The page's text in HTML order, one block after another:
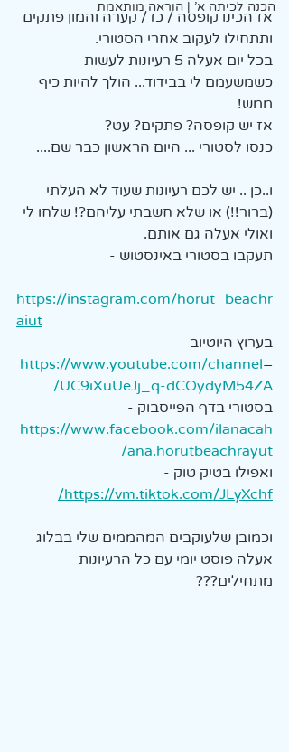
הכנה לכיתה א' | הוראה מותאמת
אז הכינו קופסה / כד/ קערה והמון פתקים
ותתחילו לעקוב אחרי הסטורי.
בכל יום אעלה 5 רעיונות לעשות
כשמשעמם לי בבידוד... הולך להיות כיף
ממש!
אז יש קופסה? פתקים? עט?
כנסו לסטורי ... היום הראשון כבר שם....
ו..כן .. יש לכם רעיונות שעוד לא העלתי
(ברור!!) או שלא חשבתי עליהם?! שלחו לי
ואולי אעלה גם אותם.
תעקבו בסטורי באינסטוש -
https://instagram.com/horut_beachr
aiut
בערוץ היוטיוב
=
https://www.youtube.com/channel
/UC9iXuUeJj_q-dCOydyM54ZA
בסטורי בדף הפייסבוק -
https://www.facebook.com/ilanacah
ana.horutbeachrayut/
ואפילו בטיק טוק -
https://vm.tiktok.com/JLyXchf/
וכמובן שלעוקבים המהממים שלי בבלוג
אעלה פוסט יומי עם כל הרעיונות
מתחילים???